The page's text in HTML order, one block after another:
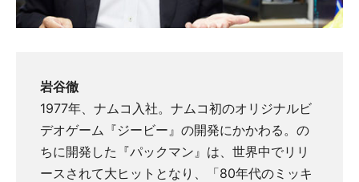
岩谷徹
1977年、ナムコ入社。ナムコ初のオリジナルビ
デオゲーム『ジービー』の開発にかかわる。の
ちに開発した『パックマン』は、世界中でリリ
ースされて大ヒットとなり、「80年代のミッキ